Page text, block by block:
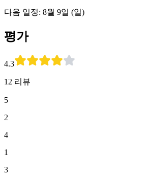
다음 일정: 8월 9일 (일)
평가
4.3
12 리뷰
5
2
4
1
3